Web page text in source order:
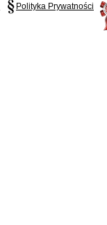
Polityka Prywatności